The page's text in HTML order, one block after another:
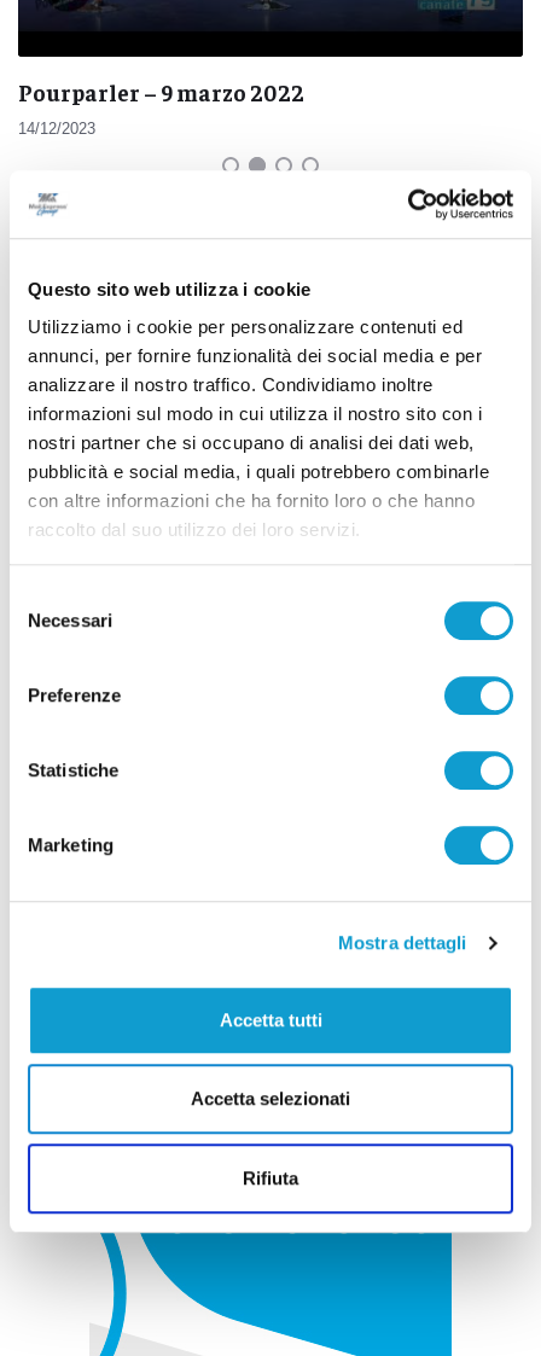
Questo sito web utilizza i cookie
Utilizziamo i cookie per personalizzare contenuti ed
annunci, per fornire funzionalità dei social media e per
analizzare il nostro traffico. Condividiamo inoltre
informazioni sul modo in cui utilizza il nostro sito con i
nostri partner che si occupano di analisi dei dati web,
pubblicità e social media, i quali potrebbero combinarle
con altre informazioni che ha fornito loro o che hanno
raccolto dal suo utilizzo dei loro servizi.
delNecessari
Preferenze
Statistiche
Marketing
Mostra dettagli
Accetta tutti
Accetta selezionati
Rifiuta
Pourparler – 9 marzo 2022
14/12/2023
Pubblicità